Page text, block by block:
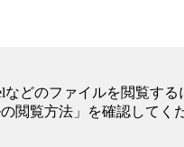
などのファイルを閲覧す
閲覧方法」を確認してく